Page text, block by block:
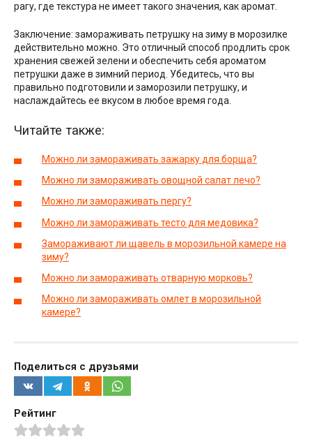
рагу, где текстура не имеет такого значения, как аромат.
Заключение: замораживать петрушку на зиму в морозилке
действительно можно. Это отличный способ продлить срок
хранения свежей зелени и обеспечить себя ароматом
петрушки даже в зимний период. Убедитесь, что вы
правильно подготовили и заморозили петрушку, и
наслаждайтесь ее вкусом в любое время года.
Читайте также:
Можно ли замораживать зажарку для борща?
Можно ли замораживать овощной салат лечо?
Можно ли замораживать пергу?
Можно ли замораживать тесто для медовика?
Замораживают ли щавель в морозильной камере на
зиму?
Можно ли замораживать отварную морковь?
Можно ли замораживать омлет в морозильной
камере?
Поделиться с друзьями
Рейтинг